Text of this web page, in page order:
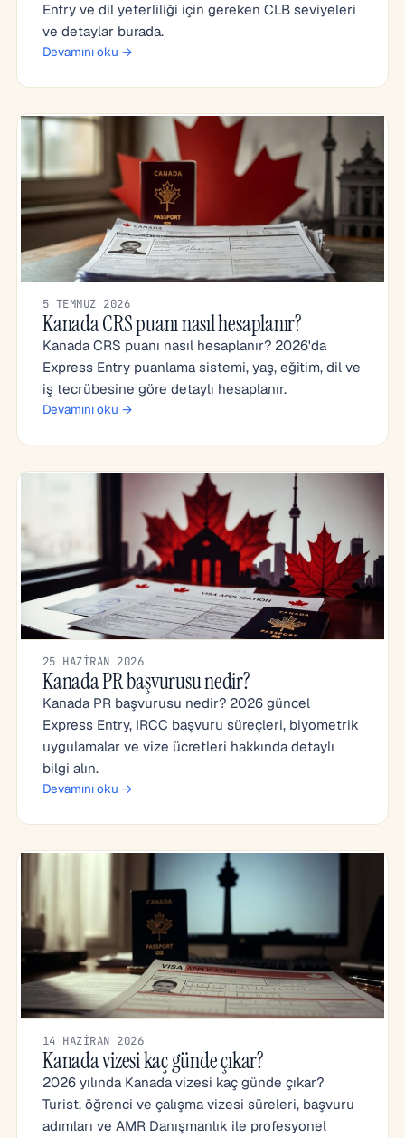
Entry ve dil yeterliliği için gereken CLB seviyeleri
ve detaylar burada.
Devamını oku →
5 TEMMUZ 2026
Kanada CRS puanı nasıl hesaplanır?
Kanada CRS puanı nasıl hesaplanır? 2026'da
Express Entry puanlama sistemi, yaş, eğitim, dil ve
iş tecrübesine göre detaylı hesaplanır.
Devamını oku →
25 HAZIRAN 2026
Kanada PR başvurusu nedir?
Kanada PR başvurusu nedir? 2026 güncel
Express Entry, IRCC başvuru süreçleri, biyometrik
uygulamalar ve vize ücretleri hakkında detaylı
bilgi alın.
Devamını oku →
14 HAZIRAN 2026
Kanada vizesi kaç günde çıkar?
2026 yılında Kanada vizesi kaç günde çıkar?
Turist, öğrenci ve çalışma vizesi süreleri, başvuru
adımları ve AMR Danışmanlık ile profesyonel